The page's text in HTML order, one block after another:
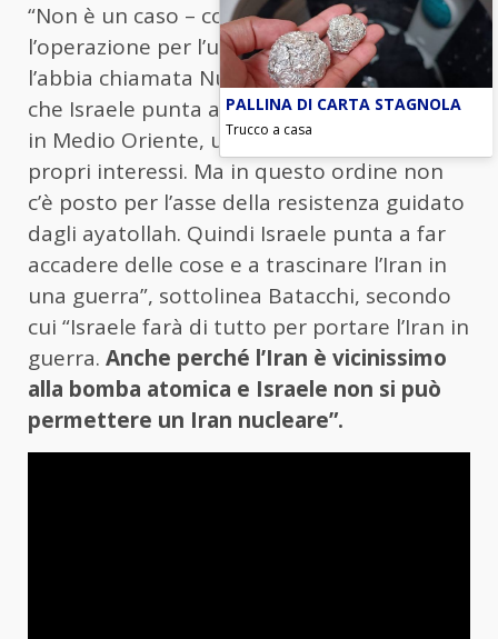
“Non è un caso – continua – che Israele
l’operazione per l’uccisione di Nasrallah
l’abbia chiamata Nuovo ordine. Significa
che Israele punta a creare un nuovo ordine
in Medio Oriente, un ordine favorevole ai
propri interessi. Ma in questo ordine non
c’è posto per l’asse della resistenza guidato
dagli ayatollah. Quindi Israele punta a far
accadere delle cose e a trascinare l’Iran in
una guerra”, sottolinea Batacchi, secondo
cui “Israele farà di tutto per portare l’Iran in
guerra. Anche perché l’Iran è vicinissimo
alla bomba atomica e Israele non si può
permettere un Iran nucleare”.
PALLINA DI CARTA STAGNOLA
Trucco a casa